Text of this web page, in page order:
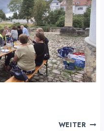
WEITER